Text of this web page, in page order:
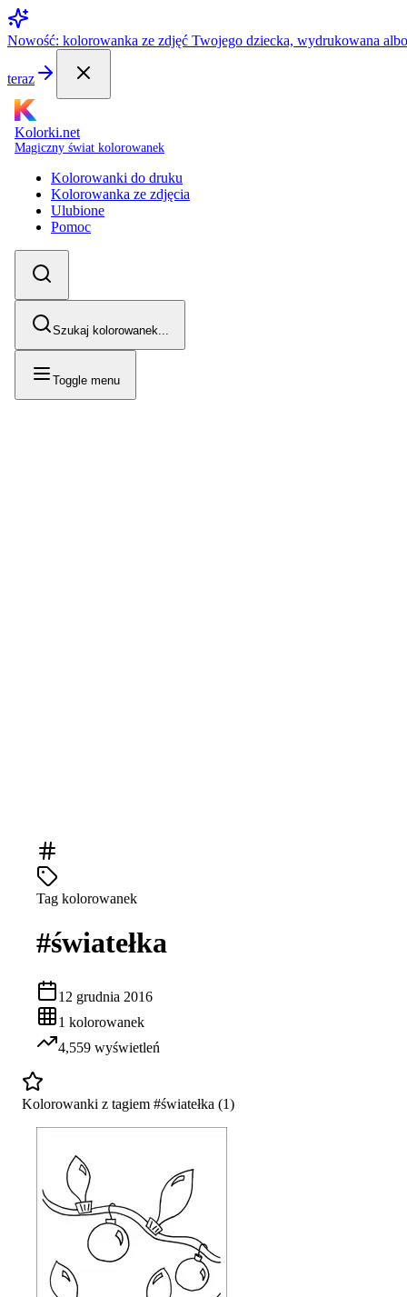
Nowość: kolorowanka ze zdjęć Twojego dziecka, wydrukowana
teraz
Kolorki.net
Magiczny świat kolorowanek
Kolorowanki do druku
Kolorowanka ze zdjęcia
Ulubione
Pomoc
Szukaj kolorowanek...
Toggle menu
Tag kolorowanek
#światełka
12 grudnia 2016
1 kolorowanek
4,559 wyświetleń
Kolorowanki z tagiem #światełka (1)